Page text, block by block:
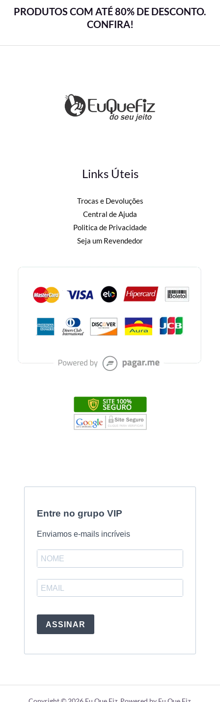
PRODUTOS COM ATÉ 80% DE DESCONTO.
CONFIRA!
Links Úteis
Trocas e Devoluções
Central de Ajuda
Politica de Privacidade
Seja um Revendedor
Entre no grupo VIP
Enviamos e-mails incríveis
ASSINAR